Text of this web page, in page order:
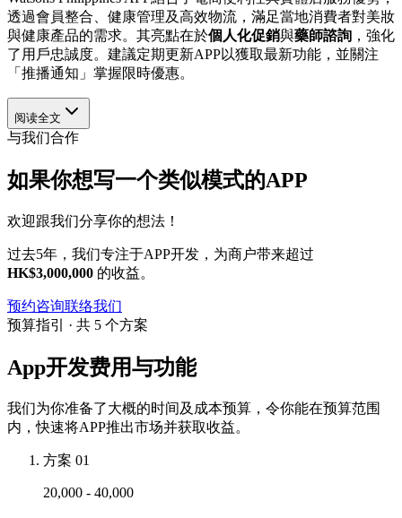
透過會員整合、健康管理及高效物流，滿足當地消費者對美妝
與健康產品的需求。其亮點在於個人化促銷與藥師諮詢 ，強化
了用戶忠誠度。建議定期更新APP以獲取最新功能，並關注
「推播通知」掌握限時優惠。
阅读全文
与我们合作
如果你想写一个类似模式的APP
欢迎跟我们分享你的想法！
过去5年，我们专注于APP开发，为商户带来超过
HK$3,000,000 的收益。
预约咨询联络我们
预算指引 · 共 5 个方案
App开发费用与功能
我们为你准备了大概的时间及成本预算，令你能在预算范围
内，快速将APP推出市场并获取收益。
方案 01
20,000 - 40,000